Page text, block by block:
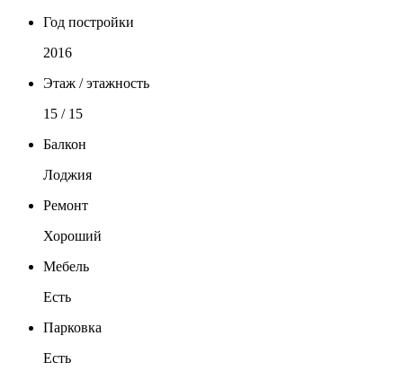
Год постройки
2016
Этаж / этажность
15 / 15
Балкон
Лоджия
Ремонт
Хороший
Мебель
Есть
Парковка
Есть